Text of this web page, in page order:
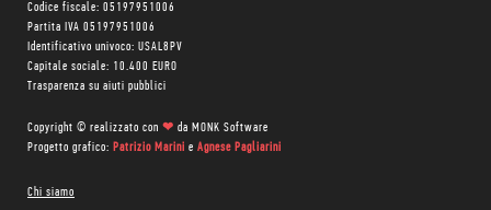
Codice fiscale: 05197951006
Partita IVA 05197951006
Identificativo univoco: USAL8PV
Capitale sociale: 10.400 EURO
Trasparenza su aiuti pubblici
Copyright © realizzato con ❤ da MONK Software
Progetto grafico: Patrizio Marini e Agnese Pagliarini
Chi siamo